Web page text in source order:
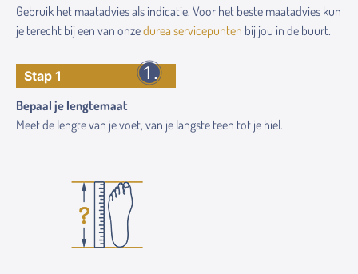
Gebruik het maatadvies als indicatie. Voor het beste maatadvies kun
je terecht bij een van onzedurea servicepunten bij jou in de buurt.
Stap 1
Bepaal je lengtemaat
Meet de lengte van je voet, van je langste teen tot je hiel.